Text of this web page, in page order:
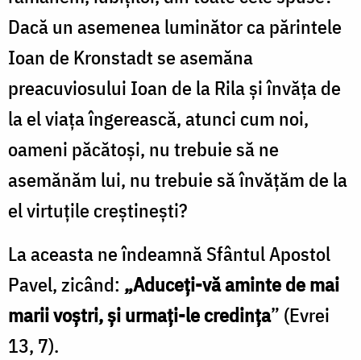
Dacă un asemenea luminător ca părintele
Ioan de Kronstadt se asemăna
preacuviosului Ioan de la Rila şi învăţa de
la el viaţa îngerească, atunci cum noi,
oameni păcătoşi, nu trebuie să ne
asemănăm lui, nu trebuie să învăţăm de la
el virtuţile creştineşti?
La aceasta ne îndeamnă Sfântul Apostol
Pavel, zicând: „Aduceţi-vă aminte de mai
marii voştri, şi urmaţi-le credinţa” (Evrei
13, 7).